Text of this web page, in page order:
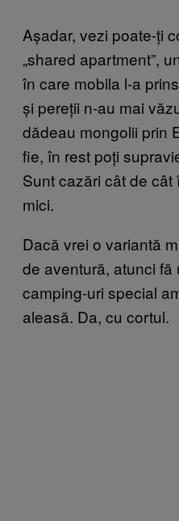
Așadar, vezi poate-ți
„shared apartment”,
în care mobila l-a
și pereții n-au mai
dădeau mongolii prin
fie, în rest poți
Sunt cazări cât de cât
mici.
Dacă vrei o variantă
de aventură, atunci
camping-uri special
aleasă. Da, cu cortul.